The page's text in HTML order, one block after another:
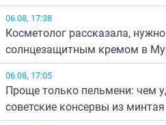
06.08, 17:38
Косметолог рассказала,
солнцезащитным кремом в
06.08, 17:05
Проще только пельмени: чем
советские консервы из минтая